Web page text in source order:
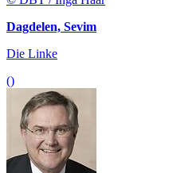
Dagdelen, Sevim
Die Linke
()